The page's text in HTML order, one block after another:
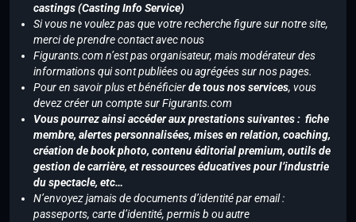
castings (Casting Info Service)
Si vous ne voulez pas que votre recherche figure sur notre site,
merci de prendre contact avec nous
Figurants.com n’est pas organisateur, mais modérateur des
informations qui sont publiées ou agrégées sur nos pages.
Pour en savoir plus et bénéficierde tous nos services, vous
devez créer un compte sur Figurants.com
Vous pourrez ainsi accéder aux prestations suivantes : fiche
membre, alertes personnalisées, mises en relation, coaching,
création de book photo, contenu éditorial premium, outils de
gestion de carrière, et ressources éducatives pour l’industrie
du spectacle, etc…
N’envoyez jamais de documents d’identité par email :
passeports, carte d’identité, permis b ou autre